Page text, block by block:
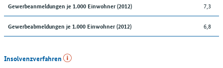
Gewerbeanmeldungen je 1.000 Einwohner (2012) 7,3
Gewerbeabmeldungen je 1.000 Einwohner (2012) 6,8
Insolvenzverfahren